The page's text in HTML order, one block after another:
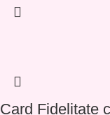
Card Fidelitate